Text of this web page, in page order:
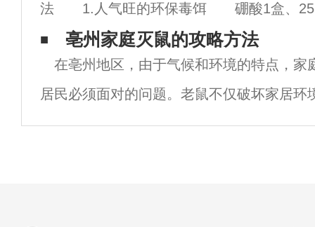
防蚊1、四害是指哪四害？什么是病媒生物？
病
法 1.人气旺的环保毒饵 硼酸1盒、
克洋葱1 个（约拳头大）磨碎成丁状，麵粉
克、砂糖1大匙、奶粉半大匙。洋葱碎片挤掉
一点汁后，混入其他材料中搅拌均
亳州家庭灭鼠的攻略方法
在亳州地区，由于气候和环境的特点，家
居民必须面对的问题。老鼠不仅破坏家居环
病菌，对家庭成员的健康构成威胁。因此，